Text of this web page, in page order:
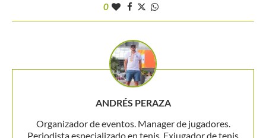
0
ANDRÉS PERAZA
Organizador de eventos. Manager de jugadores.
Periodista especializado en tenis. Exjugador de tenis